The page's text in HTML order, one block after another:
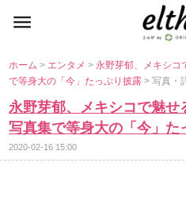
ホーム> エンタメ> 永野芽郁、メキシ
で等身大の「今」たっぷり披露> 写真・
永野芽郁、メキシコで魅
写真集で等身大の「今」た
2020-02-16 15:00